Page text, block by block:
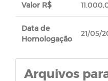
Valor R$
Data de
Homologação
21/05/
Arquivos